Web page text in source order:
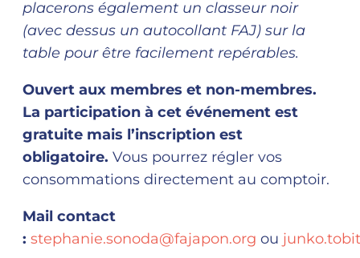
placerons également un classeur noir
(avec dessus un autocollant FAJ) sur la
table pour être facilement repérables.
Ouvert aux membres et non-membres.
La participation à cet événement est
gratuite mais l’inscription est
obligatoire. Vous pourrez régler vos
consommations directement au comptoir.
Mail contact
: stephanie.sonoda@fajapon.org ou